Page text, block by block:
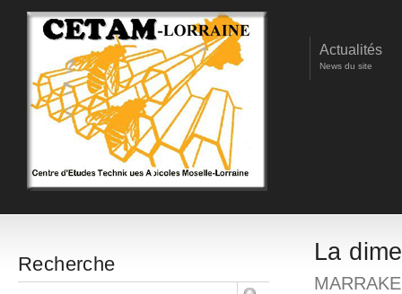
Actualités
News du site
La
Recherche